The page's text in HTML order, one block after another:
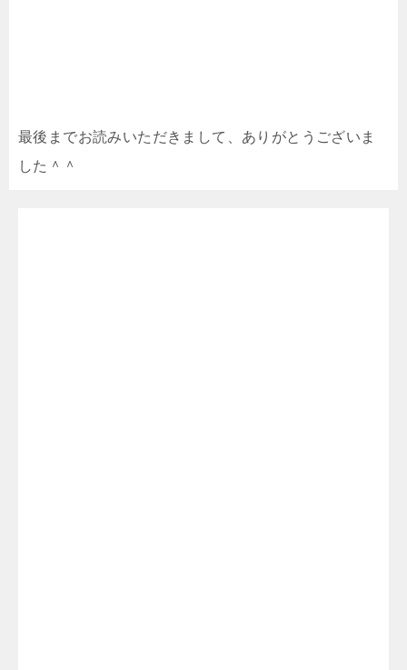
最後までお読みいただきまして、ありがとうございま
した＾＾